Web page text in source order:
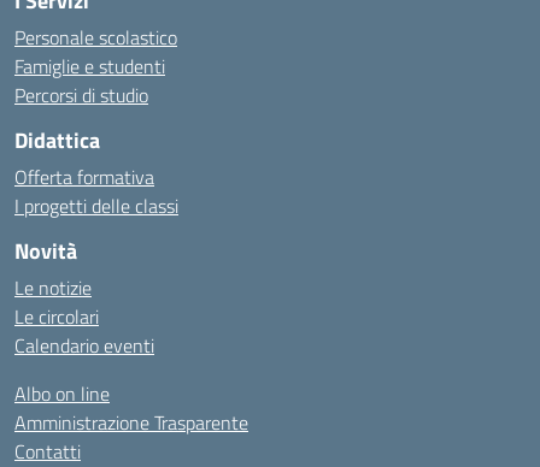
Personale scolastico
Famiglie e studenti
Percorsi di studio
Didattica
Offerta formativa
I progetti delle classi
Novità
Le notizie
Le circolari
Calendario eventi
Albo on line
Amministrazione Trasparente
Contatti